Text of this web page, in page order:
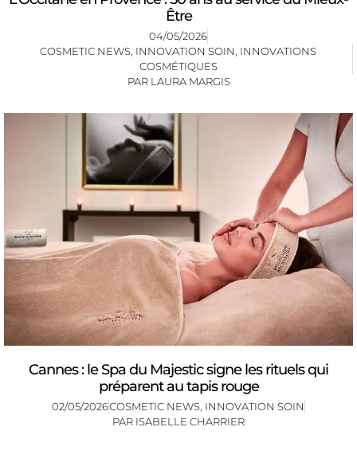
Être
04/05/2026
COSMETIC NEWS INNOVATION SOIN INNOVATIONS
COSMÉTIQUES
PAR LAURA MARGIS
Cannes : le Spa du Majestic signe les rituels qui
préparent au tapis rouge
02/05/2026COSMETIC NEWS INNOVATION SOIN
PAR ISABELLE CHARRIER